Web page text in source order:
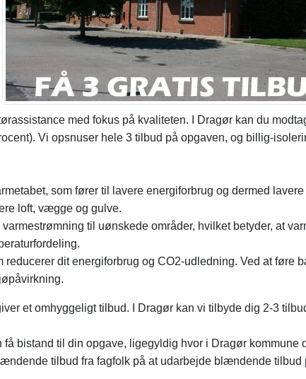
med fokus på kvaliteten. I Dragør kan du
Vi opsnuser hele 3 tilbud på opgaven, og billig-
som fører til lavere energiforbrug og dermed lavere
loft, vægge og gulve.
til uønskede områder, hvilket betyder, at
dit energiforbrug og CO2-udledning. Ved at føre
et omhyggeligt tilbud. I Dragør kan vi tilbyde dig 2-3
bistand til din opgave, ligegyldig hvor i Dragør kommune
tilbud fra fagfolk på at udarbejde blændende tilbud